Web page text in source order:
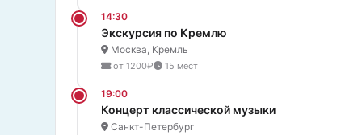
14:30
Экскурсия по Кремлю
Москва, Кремль
от 1200₽ 15 мест
19:00
Концерт классической музыки
Санкт-Петербург